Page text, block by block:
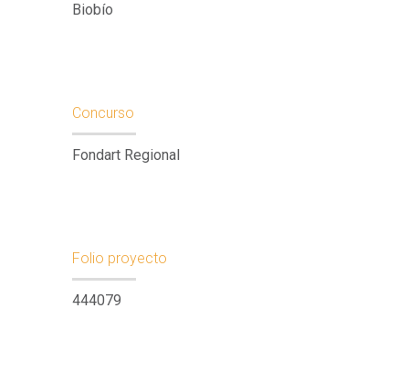
Biobío
Concurso
Fondart Regional
Folio proyecto
444079